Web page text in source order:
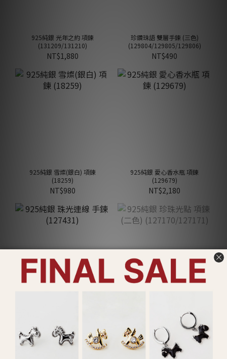
925純銀 光年之約 項鍊
(131209/131210)
NT$1,880
珍鑽珠語 雙層手鍊 (三色)
(129804/129805/129806)
NT$490
925純銀 雪燦(銀白) 項鍊
(18259)
NT$980
925純銀 愛心香水瓶 項鍊
(129679)
NT$2,180
NT$780
售完
色) (127170/127171)
NT$1,180